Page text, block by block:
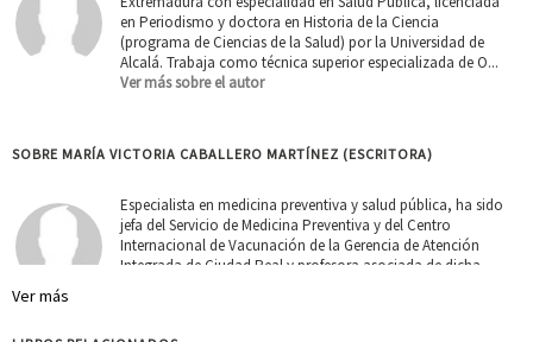
en Periodismo y doctora en Historia de la Ciencia
(programa de Ciencias de la Salud) por la Universidad de
Alcalá. Trabaja como técnica superior especializada de O...
Ver más sobre el autor
SOBRE MARÍA VICTORIA CABALLERO MARTÍNEZ (ESCRITORA)
Especialista en medicina preventiva y salud pública, ha sido
jefa del Servicio de Medicina Preventiva y del Centro
Internacional de Vacunación de la Gerencia de Atención
Integrada de Ciudad Real y profesora asociada de dicha
Ver más